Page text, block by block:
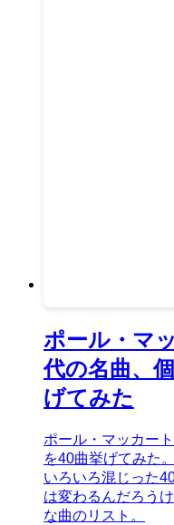
ポール・マ
代の名曲、
げてみた
ポール・マッカー
を40曲挙げてみた
いろいろ混じった
は変わるんだろう
な曲のリスト。